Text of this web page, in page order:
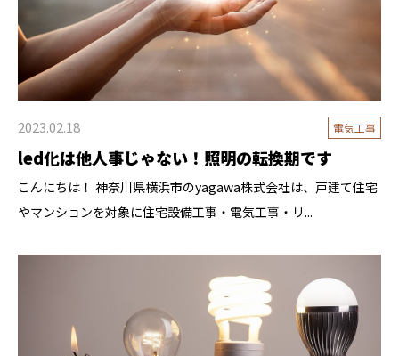
2023.02.18 電気工事
led化は他人事じゃない！照明の転換期です
こんにちは！ 神奈川県横浜市のyagawa株式会社は、戸建て住宅
やマンションを対象に住宅設備工事・電気工事・リ...